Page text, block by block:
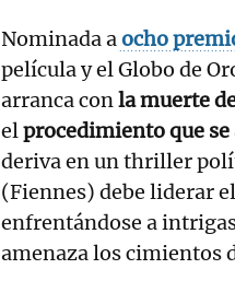
Nominada aocho
película y el Globo de
arranca conla muerte
elprocedimiento que
deriva en un thriller
(Fiennes) debe liderar
enfrentándose a
amenaza los cimientos